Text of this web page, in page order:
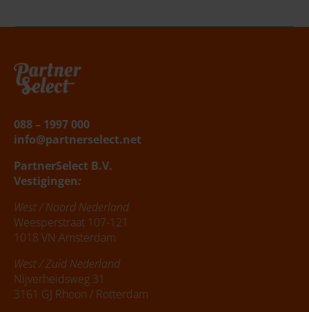
088 – 1997 000
info@partnerselect.net
PartnerSelect B.V.
Vestigingen:
West / Noord Nederland
Weesperstraat 107-121
1018 VN Amsterdam
West / Zuid Nederland
Nijverheidsweg 31
3161 GJ Rhoon / Rotterdam